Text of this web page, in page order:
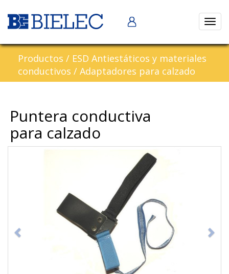
Abrir
Productos / ESD Antiestáticos y materiales
conductivos / Adaptadores para calzado
Puntera conductiva
para calzado